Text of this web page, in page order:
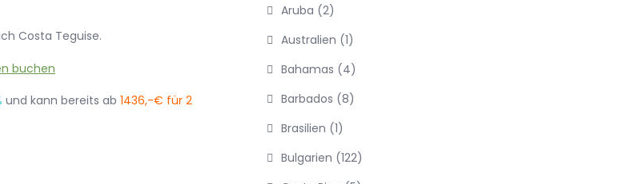
Costa Teguise.
und kann bereits ab 1436,-€ für 2
Aruba (2)
Australien (1)
Bahamas (4)
Barbados (8)
Brasilien (1)
Bulgarien (122)